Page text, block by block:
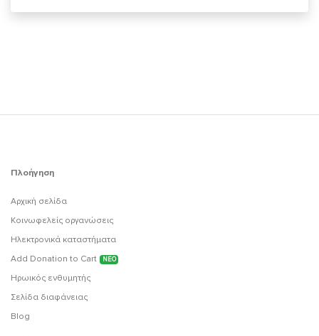
Πλοήγηση
Αρχική σελίδα
Κοινωφελείς οργανώσεις
Ηλεκτρονικά καταστήματα
Add Donation to Cart
ΝΕΟ
Ηρωικός ενθυμητής
Σελίδα διαφάνειας
Blog